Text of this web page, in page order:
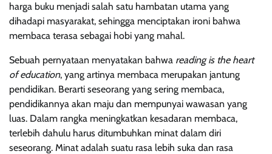
harga buku menjadi salah satu hambatan utama yang
dihadapi masyarakat, sehingga menciptakan ironi bahwa
membaca terasa sebagai hobi yang mahal.
Sebuah pernyataan menyatakan bahwa reading is the heart
of education, yang artinya membaca merupakan jantung
pendidikan. Berarti seseorang yang sering membaca,
pendidikannya akan maju dan mempunyai wawasan yang
luas. Dalam rangka meningkatkan kesadaran membaca,
terlebih dahulu harus ditumbuhkan minat dalam diri
seseorang. Minat adalah suatu rasa lebih suka dan rasa